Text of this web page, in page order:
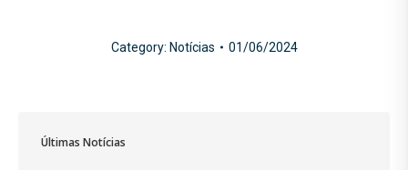
Category: Notícias 01/06/2024
Últimas Notícias